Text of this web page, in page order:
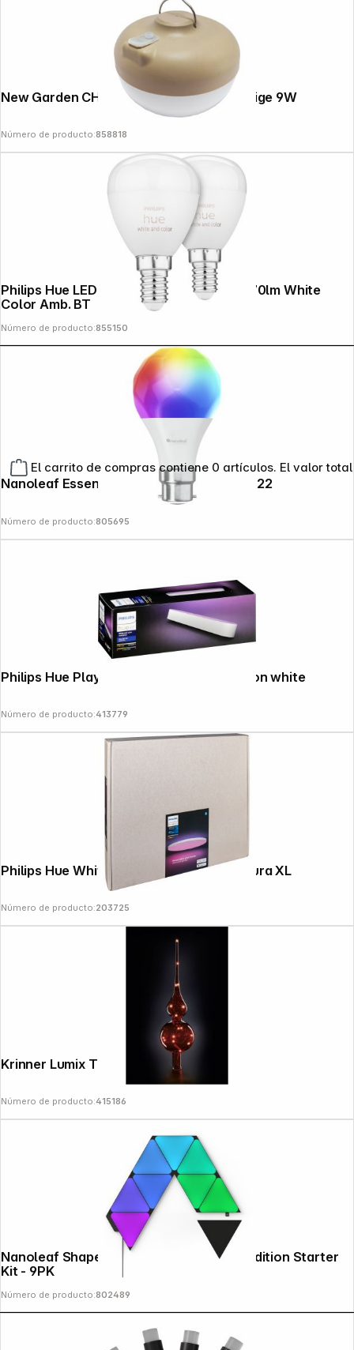
El carrito de compras contiene 0 artículos. El valor
New Garden CHERRY BULB BATTERY beige 9W
Número de producto:858818
Philips Hue LED Luster E14 2pack 5,1W 470lm White
Color Amb. BT
Número de producto:855150
Nanoleaf Essentials Matter Smart Bulb B22
Número de producto:805695
Philips Hue Play WACA Light Bar Extension white
Número de producto:413779
Philips Hue White & Color Ambiance Datura XL
Número de producto:203725
Krinner Lumix Tree Topper rojo
Número de producto:415186
Nanoleaf Shapes Triangles Ultra Black Edition Starter
Kit - 9PK
Número de producto:802489
Copyright © 2000 - 2026 DIFOX. All rights reserved.